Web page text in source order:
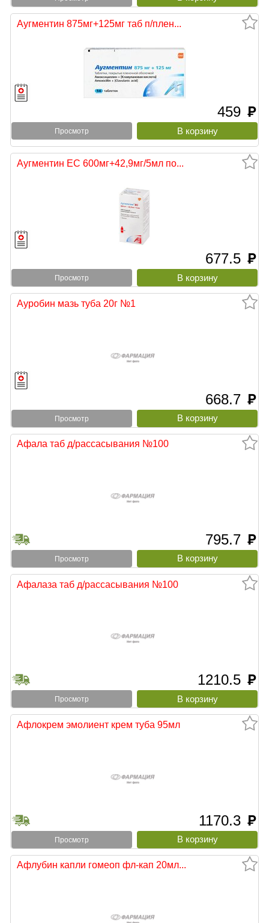
Аугментин 875мг+125мг таб п/плен...
459 руб
Просмотр
Аугментин ЕС 600мг+42,9мг/5мл по...
677.5 руб
Просмотр
Ауробин мазь туба 20г №1
668.7 руб
Просмотр
Афала таб д/рассасывания №100
795.7 руб
Просмотр
Афалаза таб д/рассасывания №100
1210.5 руб
Просмотр
Афлокрем эмолиент крем туба 95мл
1170.3 руб
Просмотр
Афлубин капли гомеоп фл-кап 20мл...